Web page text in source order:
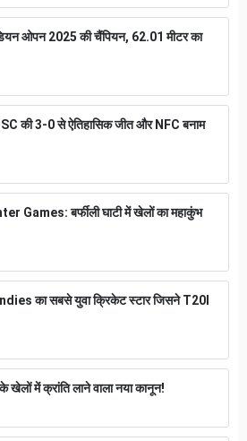
ओपन 2025 की चैंपियन, 62.01 मीटर का
की 3-0 से ऐतिहासिक जीत और NFC बनाम
Games: बर्फीली घाटी में खेलों का महाकुंभ
का सबसे युवा क्रिकेट स्टार जिसने T20I
में क्रांति लाने वाला नया कानून!